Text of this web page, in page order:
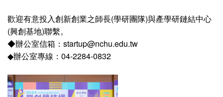
歡迎有意投入創新創業之師長(學研團隊)與產學研鏈結中心
(興創基地)聯繫。
◆辦公室信箱：startup@nchu.edu.tw
◆辦公室專線：04-2284-0832